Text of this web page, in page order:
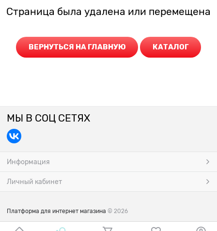
Страница была удалена или перемещена
ВЕРНУТЬСЯ НА ГЛАВНУЮ КАТАЛОГ
МЫ В СОЦ СЕТЯХ
Информация
Личный кабинет
Платформа для интернет магазина © 2026